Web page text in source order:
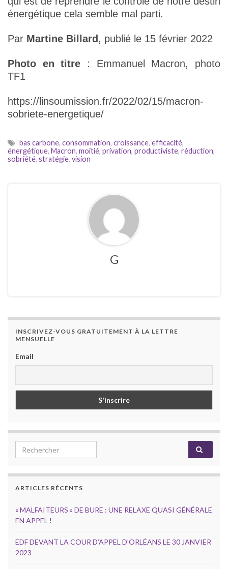
énergétique cela semble mal parti.
Par Martine Billard , publié le 15 février 2022
Photo en titre : Emmanuel Macron, photo
TF1
https://linsoumission.fr/2022/02/15/macron-
sobriete-energetique/
bas carbone, consommation, croissance, efficacité,
énergétique, Macron, moitié, privation, productiviste, réduction,
sobriété, stratégie, vision
G
INSCRIVEZ-VOUS GRATUITEMENT À LA LETTRE
MENSUELLE
Email
Search for:
ARTICLES RÉCENTS
« MALFAITEURS » DE BURE : UNE RELAXE QUASI GÉNÉRALE
EN APPEL !
EDF DEVANT LA COUR D’APPEL D’ORLÉANS LE 30 JANVIER
2023